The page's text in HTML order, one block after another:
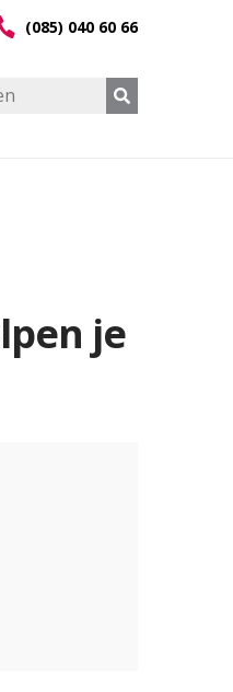
(085) 040 60 66
je